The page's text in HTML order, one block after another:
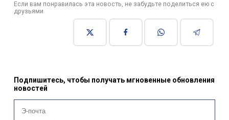
Если вам понравилась эта новость, не забудьте поделиться ею с
друзьями
Подпишитесь, чтобы получать мгновенные обновления
новостей